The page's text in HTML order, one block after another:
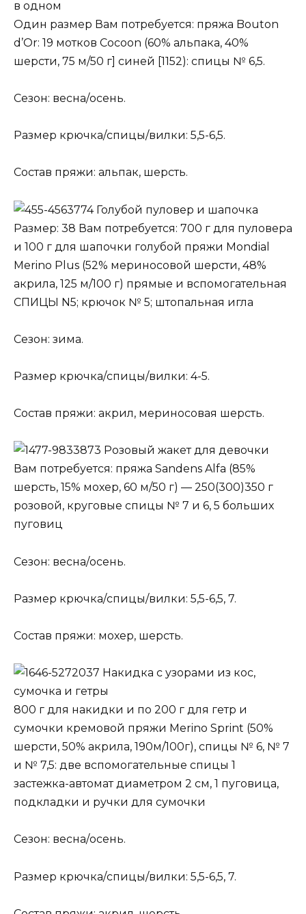
в одном
Один размер Вам потребуется: пряжа Bouton
d’Or: 19 мотков Cocoon (60% альпака, 40%
шерсти, 75 м/50 г] синей [1152): спицы № 6,5.
Сезон: весна/осень.
Размер крючка/спицы/вилки: 5,5-6,5.
Состав пряжи: альпак, шерсть.
Голубой пуловер и шапочка
Размер: 38 Вам потребуется: 700 г для пуловера
и 100 г для шапочки голубой пряжи Mondial
Merino Plus (52% мериносовой шерсти, 48%
акрила, 125 м/100 г) прямые и вспомогательная
СПИЦЫ N5; крючок № 5; штопальная игла
Сезон: зима.
Размер крючка/спицы/вилки: 4-5.
Состав пряжи: акрил, мериносовая шерсть.
Розовый жакет для девочки
Вам потребуется: пряжа Sandens Alfa (85%
шерсть, 15% мохер, 60 м/50 г) — 250(300)350 г
розовой, круговые спицы № 7 и 6, 5 больших
пуговиц
Сезон: весна/осень.
Размер крючка/спицы/вилки: 5,5-6,5, 7.
Состав пряжи: мохер, шерсть.
Накидка с узорами из кос,
сумочка и гетры
800 г для накидки и по 200 г для гетр и
сумочки кремовой пряжи Merino Sprint (50%
шерсти, 50% акрила, 190м/100г), спицы № 6, № 7
и № 7,5: две вспомогательные спицы 1
застежка-автомат диаметром 2 см, 1 пуговица,
подкладки и ручки для сумочки
Сезон: весна/осень.
Размер крючка/спицы/вилки: 5,5-6,5, 7.